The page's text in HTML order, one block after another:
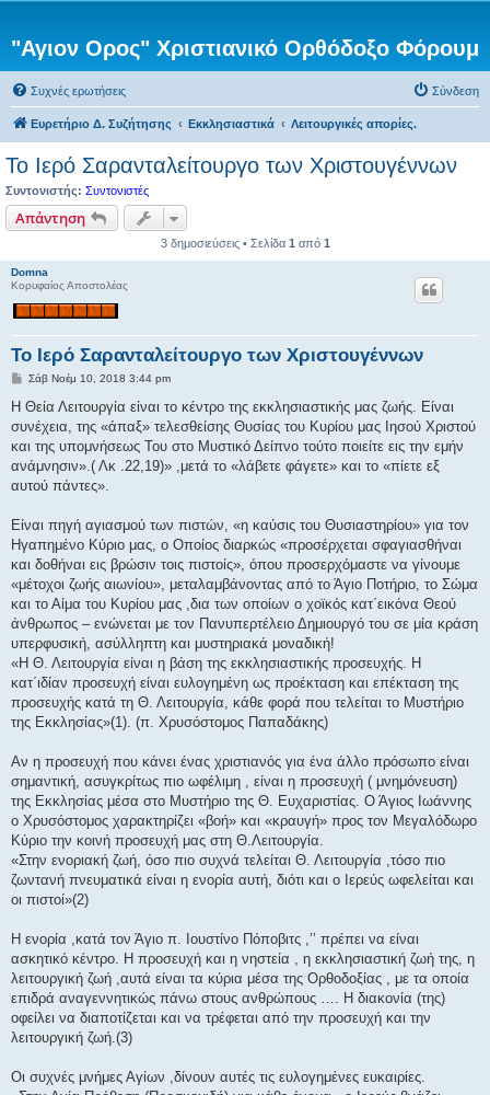
"Αγιον Ορος" Χριστιανικό Ορθόδοξο Φόρουμ
Συχνές ερωτήσεις Σύνδεση
Ευρετήριο Δ. Συζήτησης Εκκλησιαστικά Λειτουργικές απορίες.
Το Ιερό Σαρανταλείτουργο των Χριστουγέννων
Συντονιστής: Συντονιστές
Απάντηση
3 δημοσιεύσεις • Σελίδα 1 από 1
Domna
Κορυφαίος Αποστολέας
Το Ιερό Σαρανταλείτουργο των Χριστουγέννων
Δ
μ
σ
ί
υ
σ
Σάβ Νοέμ 10, 2018 3:44 pm
Η Θεία Λειτουργία είναι το κέντρο της εκκλησιαστικής μας ζωής. Είναι
συνέχεια, της «άπαξ» τελεσθείσης Θυσίας του Κυρίου μας Ιησού Χριστού
και της υπομνήσεως Του στο Μυστικό Δείπνο τούτο ποιείτε εις την εμήν
ανάμνησιν».( Λκ .22,19)» ,μετά το «λάβετε φάγετε» και το «πίετε εξ
αυτού πάντες».
Είναι πηγή αγιασμού των πιστών, «η καύσις του Θυσιαστηρίου» για τον
Ηγαπημένο Κύριο μας, ο Οποίος διαρκώς «προσέρχεται σφαγιασθήναι
και δοθήναι εις βρώσιν τοις πιστοίς», όπου προσερχόμαστε να γίνουμε
«μέτοχοι ζωής αιωνίου», μεταλαμβάνοντας από το Άγιο Ποτήριο, το Σώμα
και το Αίμα του Κυρίου μας ,δια των οποίων ο χοϊκός κατ΄εικόνα Θεού
άνθρωπος – ενώνεται με τον Πανυπερτέλειο Δημιουργό του σε μία κράση
υπερφυσική, ασύλληπτη και μυστηριακά μοναδική!
«Η Θ. Λειτουργία είναι η βάση της εκκλησιαστικής προσευχής. Η
κατ΄ιδίαν προσευχή είναι ευλογημένη ως προέκταση και επέκταση της
προσευχής κατά τη Θ. Λειτουργία, κάθε φορά που τελείται το Μυστήριο
της Εκκλησίας»(1). (π. Χρυσόστομος Παπαδάκης)
Αν η προσευχή που κάνει ένας χριστιανός για ένα άλλο πρόσωπο είναι
σημαντική, ασυγκρίτως πιο ωφέλιμη , είναι η προσευχή ( μνημόνευση)
της Εκκλησίας μέσα στο Μυστήριο της Θ. Ευχαριστίας. Ο Άγιος Ιωάννης
ο Χρυσόστομος χαρακτηρίζει «βοή» και «κραυγή» προς τον Μεγαλόδωρο
Κύριο την κοινή προσευχή μας στη Θ.Λειτουργία.
«Στην ενοριακή ζωή, όσο πιο συχνά τελείται Θ. Λειτουργία ,τόσο πιο
ζωντανή πνευματικά είναι η ενορία αυτή, διότι και ο Ιερεύς ωφελείται και
οι πιστοί»(2)
Η ενορία ,κατά τον Άγιο π. Ιουστίνο Πόποβιτς ,’’ πρέπει να είναι
ασκητικό κέντρο. Η προσευχή και η νηστεία , η εκκλησιαστική ζωή της, η
λειτουργική ζωή ,αυτά είναι τα κύρια μέσα της Ορθοδοξίας , με τα οποία
επιδρά αναγεννητικώς πάνω στους ανθρώπους …. Η διακονία (της)
οφείλει να διαποτίζεται και να τρέφεται από την προσευχή και την
λειτουργική ζωή.(3)
Οι συχνές μνήμες Αγίων ,δίνουν αυτές τις ευλογημένες ευκαιρίες.